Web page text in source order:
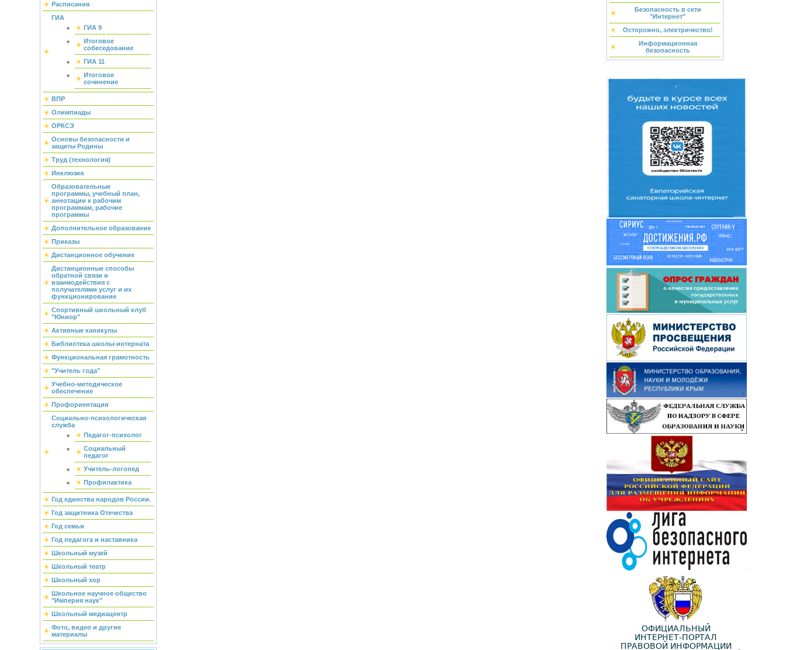
Расписания
ГИА
ГИА 9
Итоговое
собеседование
ГИА 11
Итоговое
сочинение
ВПР
Олимпиады
ОРКСЭ
Основы безопасности и
защиты Родины
Труд (технология)
Инклюзия
Образовательные
программы, учебный план,
аннотации к рабочим
программам, рабочие
программы
Дополнительное образование
Приказы
Дистанционное обучение
Дистанционные способы
обратной связи и
взаимодействия с
получателями услуг и их
функционирование
Спортивный школьный клуб
"Юниор"
Активные каникулы
Библиотека школы-интерната
Функциональная грамотность
"Учитель года"
Учебно-методическое
обеспечение
Профориентация
Социально-психологическая
служба
Педагог-психолог
Социальный
педагог
Учитель-логопед
Профилактика
Год единства народов России.
Год защитника Отечества
Год семьи
Год педагога и наставника
Школьный музей
Школьный театр
Школьный хор
Школьное научное общество
"Империя наук"
Школьный медиацентр
Фото, видео и другие
материалы
Безопасность в сети
"Интернет"
Осторожно, электричество!
Информационная
безопасность